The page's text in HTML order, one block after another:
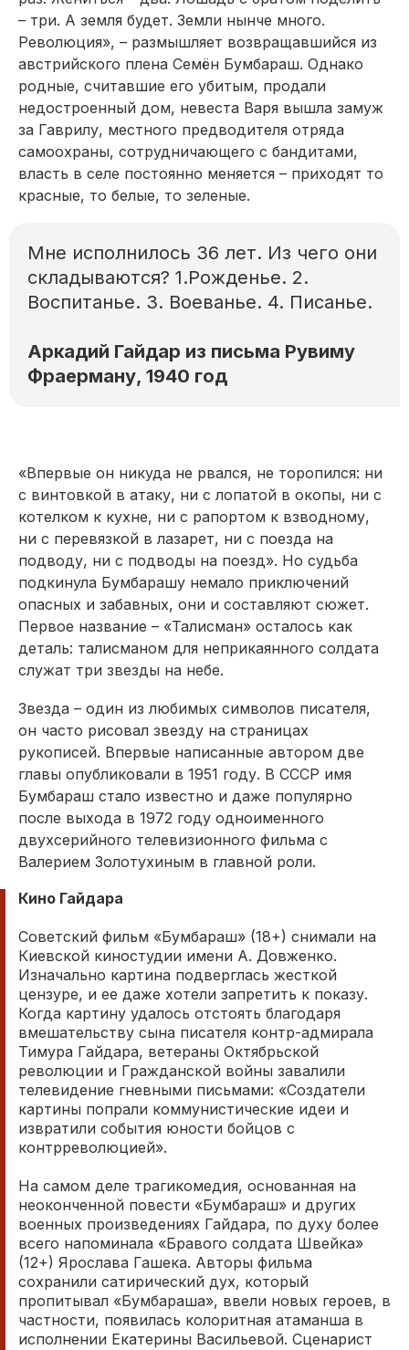
– три. А земля будет. Земли нынче много.
Революция», – размышляет возвращавшийся из
австрийского плена Семён Бумбараш. Однако
родные, считавшие его убитым, продали
недостроенный дом, невеста Варя вышла замуж
за Гаврилу, местного предводителя отряда
самоохраны, сотрудничающего с бандитами,
власть в селе постоянно меняется – приходят то
красные, то белые, то зеленые.
Мне исполнилось 36 лет. Из чего они
складываются? 1.Рожденье. 2.
Воспитанье. 3. Воеванье. 4. Писанье.
Аркадий Гайдар из письма Рувиму
Фраерману, 1940 год
«Впервые он никуда не рвался, не торопился: ни
с винтовкой в атаку, ни с лопатой в окопы, ни с
котелком к кухне, ни с рапортом к взводному,
ни с перевязкой в лазарет, ни с поезда на
подводу, ни с подводы на поезд». Но судьба
подкинула Бумбарашу немало приключений
опасных и забавных, они и составляют сюжет.
Первое название – «Талисман» осталось как
деталь: талисманом для неприкаянного солдата
служат три звезды на небе.
Звезда – один из любимых символов писателя,
он часто рисовал звезду на страницах
рукописей. Впервые написанные автором две
главы опубликовали в 1951 году. В СССР имя
Бумбараш стало известно и даже популярно
после выхода в 1972 году одноименного
двухсерийного телевизионного фильма с
Валерием Золотухиным в главной роли.
Кино Гайдара
Советский фильм «Бумбараш» (18+) снимали на
Киевской киностудии имени А. Довженко.
Изначально картина подверглась жесткой
цензуре, и ее даже хотели запретить к показу.
Когда картину удалось отстоять благодаря
вмешательству сына писателя контр-адмирала
Тимура Гайдара, ветераны Октябрьской
революции и Гражданской войны завалили
телевидение гневными письмами: «Создатели
картины попрали коммунистические идеи и
извратили события юности бойцов с
контрреволюцией».
На самом деле трагикомедия, основанная на
неоконченной повести «Бумбараш» и других
военных произведениях Гайдара, по духу более
всего напоминала «Бравого солдата Швейка»
(12+) Ярослава Гашека. Авторы фильма
сохранили сатирический дух, который
пропитывал «Бумбараша», ввели новых героев, в
частности, появилась колоритная атаманша в
исполнении Екатерины Васильевой. Сценарист